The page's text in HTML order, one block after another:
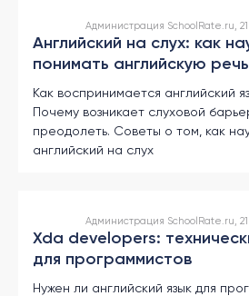
Добавить
школу
Администрация SchoolRate.ru,
Английский на слух: как
понимать английскую речь
Как воспринимается английский
Почему возникает слуховой
преодолеть. Советы о том, как
английский на слух
Администрация SchoolRate.ru,
Xda developers:
для программистов
Нужен ли английский язык для